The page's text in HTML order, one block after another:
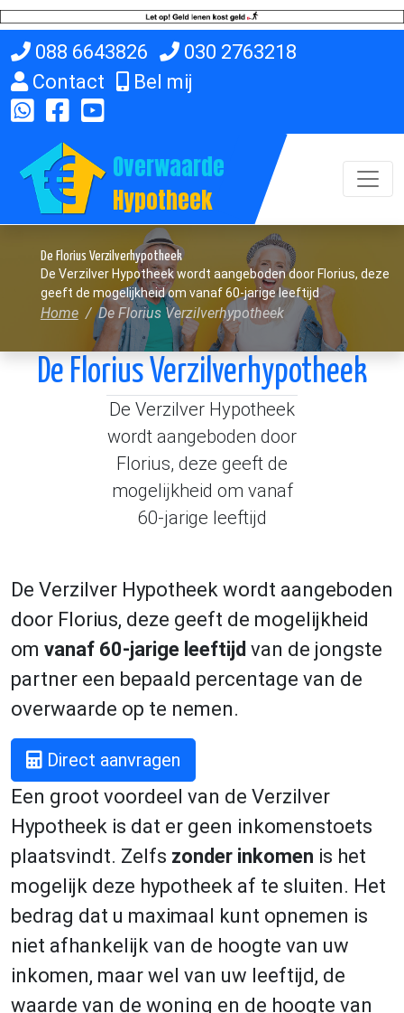
088 6643826
030 2763218
Contact
Bel mij
Overwaarde
Hypotheek
De Florius Verzilverhypotheek
De Verzilver Hypotheek wordt aangeboden door Florius, deze
geeft de mogelijkheid om vanaf 60-jarige leeftijd
Home De Florius Verzilverhypotheek
De Florius Verzilverhypotheek
De Verzilver Hypotheek
wordt aangeboden door
Florius, deze geeft de
mogelijkheid om vanaf
60-jarige leeftijd
De Verzilver Hypotheek wordt aangeboden
door Florius, deze geeft de mogelijkheid
om vanaf 60-jarige leeftijd van de jongste
partner een bepaald percentage van de
overwaarde op te nemen.
Direct aanvragen
Een groot voordeel van de Verzilver
Hypotheek is dat er geen inkomenstoets
plaatsvindt. Zelfs zonder inkomen is het
mogelijk deze hypotheek af te sluiten. Het
bedrag dat u maximaal kunt opnemen is
niet afhankelijk van de hoogte van uw
inkomen, maar wel van uw leeftijd, de
waarde van de woning en de hoogte van